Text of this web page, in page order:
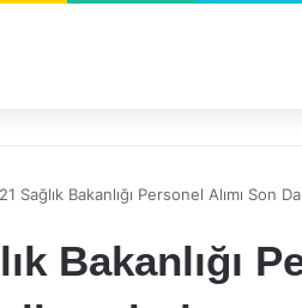
Sağlık Bakanlığı Personel Alımı Son
Bakanlığı